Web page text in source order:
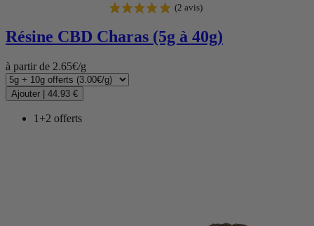
Résine CBD Charas (5g à 40g)
à partir de 2.65€/g
Ajouter 44.93 €
1+2 offerts